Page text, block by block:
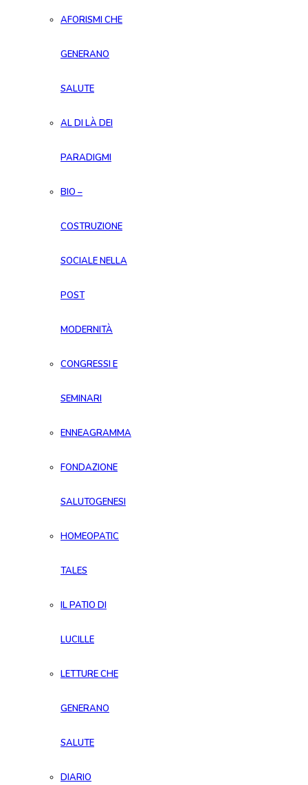
AFORISMI CHE
GENERANO
SALUTE
AL DI LÀ DEI
PARADIGMI
BIO –
COSTRUZIONE
SOCIALE NELLA
POST
MODERNITÀ
CONGRESSI E
SEMINARI
ENNEAGRAMMA
FONDAZIONE
SALUTOGENESI
HOMEOPATIC
TALES
IL PATIO DI
LUCILLE
LETTURE CHE
GENERANO
SALUTE
DIARIO